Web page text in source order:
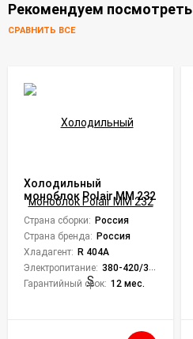
Рекомендуем посмотреть
СРАВНИТЬ ВСЕ
Холодильный
моноблок Polair MM 232
S
Страна сборки: Россия
Страна бренда: Россия
Хладагент: R 404A
Электропитание: 380-420/3/50
Гарантийный срок: 12 мес.